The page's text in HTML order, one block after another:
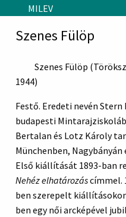
Skip to main content
MILEV
Szenes Fülöp
Szenes Fülöp
1944)
Festő. Eredeti nevén
budapesti
Bertalan és Lotz Károly
Münchenben,
Első kiállítását 1893-ban
Nehéz elhatározáscímmel.
ben szerepelt
ben egy női arcképével